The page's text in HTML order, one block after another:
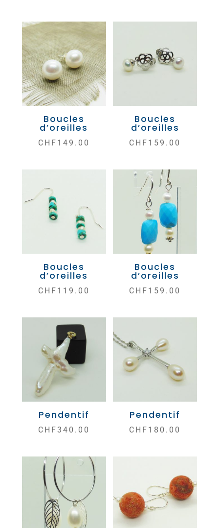
Boucles
d’oreilles
CHF 149.00
Boucles
d’oreilles
CHF 159.00
Boucles
d’oreilles
CHF 119.00
Boucles
d’oreilles
CHF 159.00
Pendentif
CHF340.00
Pendentif
CHF 180.00